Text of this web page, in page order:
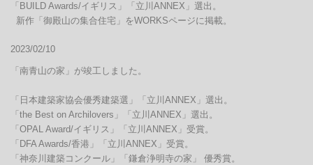
「BUILD Awards/イギリス」「立川ANNEX」選出。
  新作「御殿山の集合住宅」をWORKSページに掲載。
2023/02/10
「南青山の家」が竣工しました。
「日本建築家協会優秀建築選」「立川ANNEX」選出。
「the Best on Archilovers」「立川ANNEX」選出。
「OPAL Award/イギリス」「立川ANNEX」受賞。
「DFA Awards/香港」「立川ANNEX」受賞。
「神奈川建築コンクール」「鎌倉浄明寺の家」 優秀賞。